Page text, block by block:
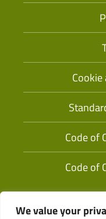
We value your
Cookie
Code of
Code of